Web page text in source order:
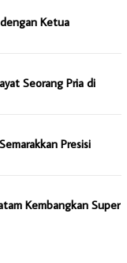
Ketua
Seorang Pria di
Presisi
Kembangkan Super